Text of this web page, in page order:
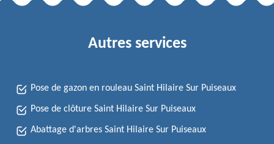
Autres services
Pose de gazon en rouleau Saint Hilaire Sur Puiseaux
Pose de clôture Saint Hilaire Sur Puiseaux
Abattage d'arbres Saint Hilaire Sur Puiseaux